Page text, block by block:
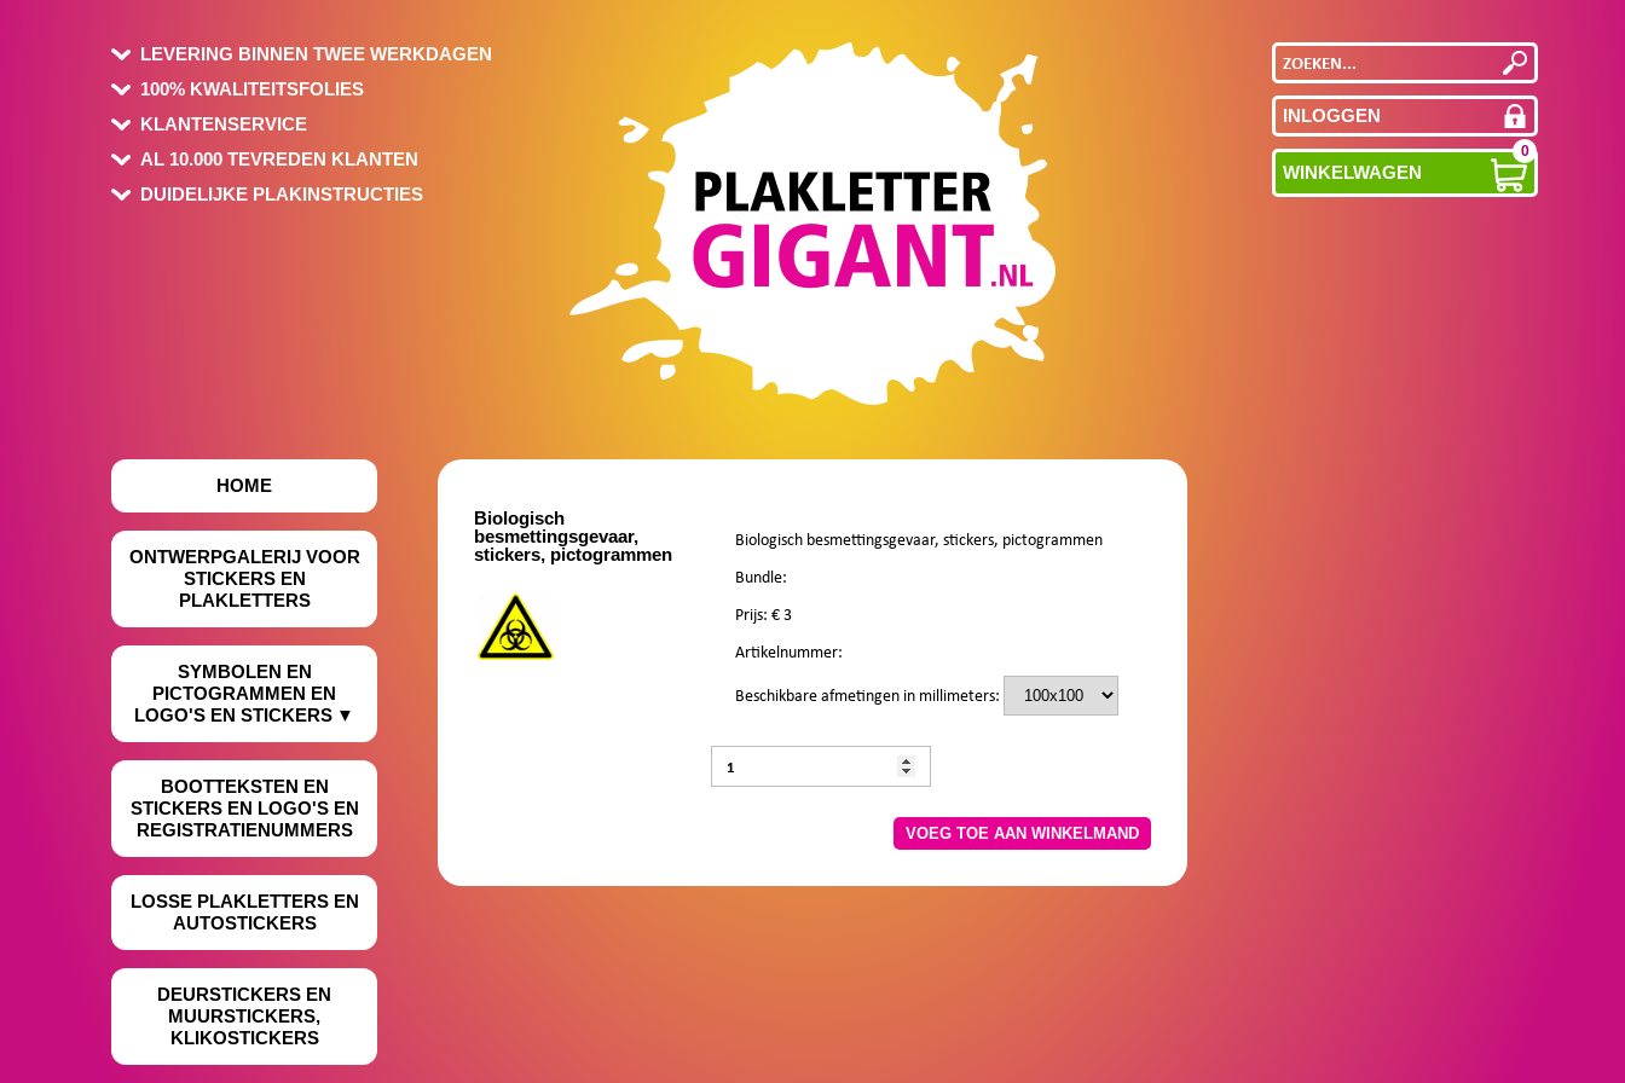
LEVERING BINNEN TWEE WERKDAGEN
100% KWALITEITSFOLIES
KLANTENSERVICE
AL 10.000 TEVREDEN KLANTEN
DUIDELIJKE PLAKINSTRUCTIES
INLOGGEN
WINKELWAGEN
0
HOME
ONTWERPGALERIJ VOOR
STICKERS EN
PLAKLETTERS
SYMBOLEN EN
PICTOGRAMMEN EN
LOGO'S EN STICKERS
BOOTTEKSTEN EN
STICKERS EN LOGO'S EN
REGISTRATIENUMMERS
LOSSE PLAKLETTERS EN
AUTOSTICKERS
DEURSTICKERS EN
MUURSTICKERS,
KLIKOSTICKERS
Biologisch
besmettingsgevaar,
stickers, pictogrammen
Bundle:
Prijs: €3
Artikelnummer:
Beschikbare afmetingen in millimeters:
VOEG TOE AAN WINKELMAND